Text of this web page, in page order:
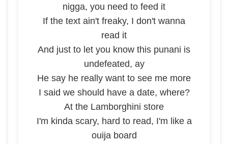
nigga, you need to feed it
If the text ain't freaky, I don't wanna
read it
And just to let you know this punani is
undefeated, ay
He say he really want to see me more
I said we should have a date, where?
At the Lamborghini store
I'm kinda scary, hard to read, I'm like a
ouija board